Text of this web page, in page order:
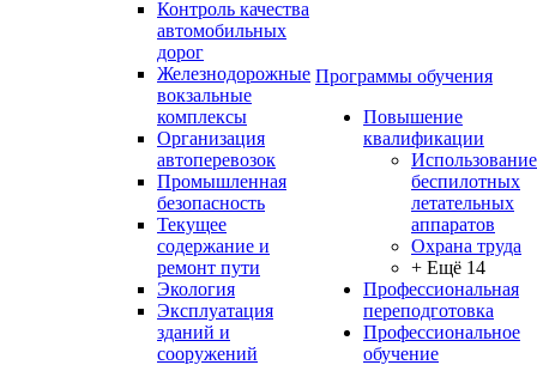
Контроль качества
автомобильных
дорог
Железнодорожные
вокзальные
комплексы
Организация
автоперевозок
Промышленная
безопасность
Текущее
содержание и
ремонт пути
Экология
Эксплуатация
зданий и
сооружений
Программы обучения
Повышение
квалификации
Использование
беспилотных
летательных
аппаратов
Охрана труда
+ Ещё 14
Профессиональная
переподготовка
Профессиональное
обучение